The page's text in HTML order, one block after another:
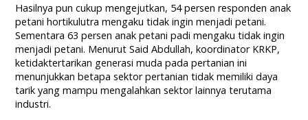
Hasilnya pun cukup mengejutkan, 54 persen responden anak
petani hortikulutra mengaku tidak ingin menjadi petani.
Sementara 63 persen anak petani padi mengaku tidak ingin
menjadi petani. Menurut Said Abdullah, koordinator KRKP,
ketidaktertarikan generasi muda pada pertanian ini
menunjukkan betapa sektor pertanian tidak memiliki daya
tarik yang mampu mengalahkan sektor lainnya terutama
industri.